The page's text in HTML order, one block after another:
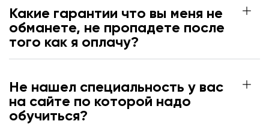
Какие гарантии что вы меня не
обманете, не пропадете после
того как я оплачу?
Не нашел специальность у вас
на сайте по которой надо
обучиться?